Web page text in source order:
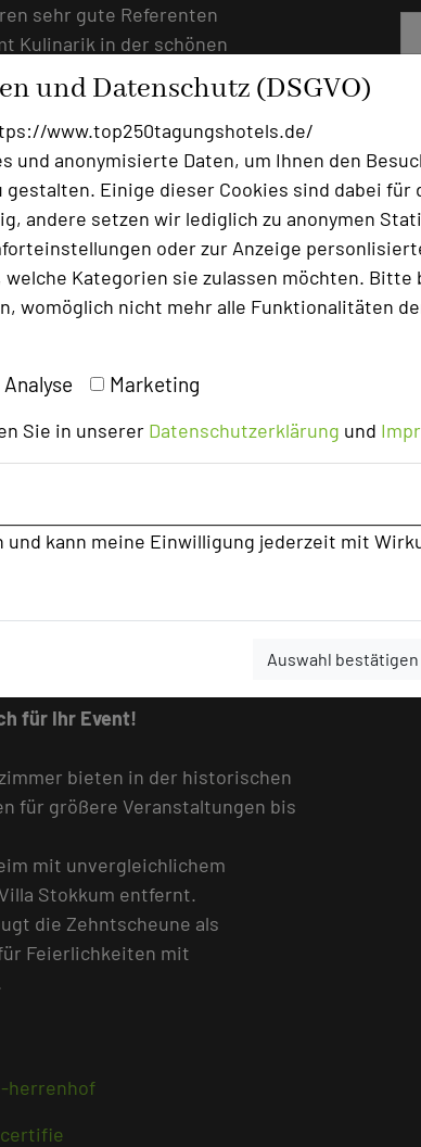
und Datenschutz (DSGVO)
www.top250tagungshotels.de/
und anonymisierte Daten, um Ihnen den
gestalten. Einige dieser Cookies sind dabei für
andere setzen wir lediglich zu anonymen
oder zur Anzeige
Kategorien sie zulassen möchten. Bitte
womöglich nicht mehr alle Funktionalitäten
Analyse Marketing
Sie in unserer Datenschutzerklärung und
kann meine Einwilligung jederzeit mit
Auswahl bestätigen
sehr gute Referenten
Kulinarik in der schönen
und die professionelle
richtigen Maß an Unterhaltung
!“, äußert sich Gerald Schölzel
mich auch sehr über den
so viele Weggefährten
interessante Menschen aus
grossartige Veranstaltung
in einem erstklassigen Umfeld.“
„Ich konnte sehr viel
in der
transportieren. Ich
berichten. Herzlichen Dank
Ich hoffe auf ein Certified
nach der
zu beschreiben und
für Ihr Event!
bieten in der historischen
für größere Veranstaltungen bis
mit unvergleichlichem
Stokkum entfernt.
die Zehntscheune als
Feierlichkeiten mit
herrenhof